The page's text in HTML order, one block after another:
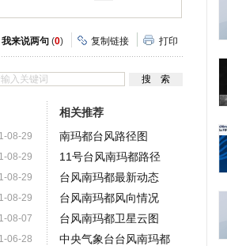
我来说两句 (0) 复制链接 打印
08-29
08-29
08-29
08-29
08-07
06-28
相关推荐
南玛都台风路径图
11号台风南玛都路径
台风南玛都最新动态
台风南玛都风向情况
台风南玛都卫星云图
中央气象台台风南玛都